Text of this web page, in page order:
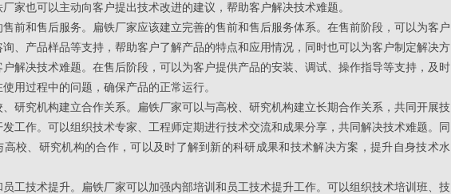
厂家也可以主动向客户提出技术改进的建议，帮助客户解决技术难题。
售前和售后服务。扁铁厂家应该建立完善的售前和售后服务体系。在售前阶段，可以为客户
询、产品样品等支持，帮助客户了解产品的特点和应用情况，同时也可以为客户制定解决方
户解决技术难题。在售后阶段，可以为客户提供产品的安装、调试、操作指导等支持，及时
用过程中的问题，确保产品的正常运行。
、研究机构建立合作关系。扁铁厂家可以与高校、研究机构建立长期合作关系，共同开展技
工作。可以组织技术专家、工程师定期进行技术交流和成果分享，共同解决技术难题。同
高校、研究机构的合作，可以及时了解到新的科研成果和技术解决方案，提升自身技术水
工技术提升。
扁铁厂家可以加强内部培训和员工技术提升工作。可以组织技术培训班、技